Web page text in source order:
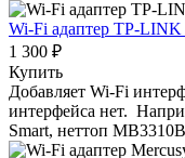
Wi-Fi адаптер TP-
1 300 ₽
Купить
Добавляет Wi-Fi
интерфейса нет.
Smart, неттоп